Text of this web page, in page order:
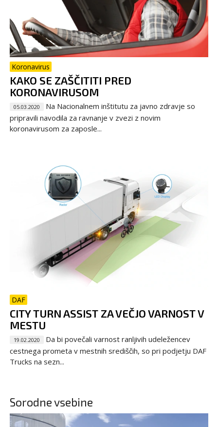
Koronavirus
KAKO SE ZAŠČITITI PRED
KORONAVIRUSOM
05.03.2020
Na Nacionalnem inštitutu za javno zdravje so
pripravili navodila za ravnanje v zvezi z novim
koronavirusom za zaposle...
DAF
CITY TURN ASSIST ZA VEČJO VARNOST V
MESTU
19.02.2020
Da bi povečali varnost ranljivih udeležencev
cestnega prometa v mestnih središčih, so pri podjetju DAF
Trucks na sezn...
Sorodne vsebine